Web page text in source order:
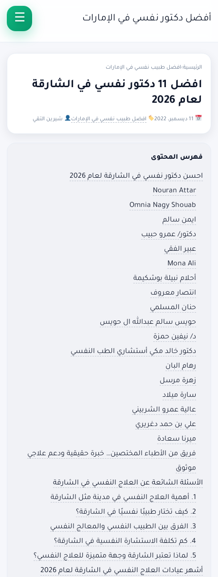
أفضل دكتور نفسي في الإمارات
الرئيسية›افضل طبيب نفسي في الإمارات
افضل 11 دكتور نفسي في الشارقة
لعام 2026
افضل طبيب نفسي في الإمارات شيرين التقي
فهرس المحتوى
احسن دكتور نفسي في الشارقة لعام 2026
Nouran Attar
Omnia Nagy Shouab
ايمن سالم
دكتور/ عمرو حبيب
عبير الفقي
Mona Ali
أحلام نبيلة بوشكيمة
انتصار معروف
حنان المسلمي
حويس سالم عبدالله ال حويس
د/ نيفين حمزة
دكتور خالد مكي أستشاري الطب النفسي
رهام البان
زهرة مرسل
سارة ميلاد
عالية عمرو الشربيني
علي بن حمد دغريري
ميرنا سعادة
فريق من الأطباء المختصين… خبرة حقيقية ودعم علاجي
موثوق
الأسئلة الشائعة عن العلاج النفسي في الشارقة
1. أهمية العلاج النفسي في مدينة مثل الشارقة
2. كيف تختار طبيبًا نفسيًا في الشارقة؟
3. الفرق بين الطبيب النفسي والمعالج النفسي
4. كم تكلفة الاستشارة النفسية في الشارقة؟
5. لماذا تعتبر الشارقة وجهة متميزة للعلاج النفسي؟
أشهر عيادات العلاج النفسي في الشارقة لعام 2026